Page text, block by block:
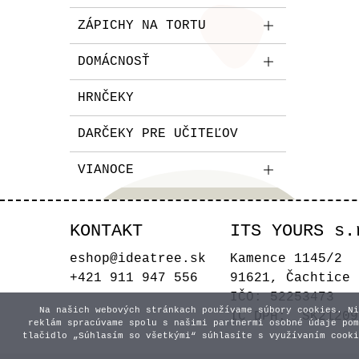
ZÁPICHY NA TORTU
DOMÁCNOSŤ
HRNČEKY
DARČEKY PRE UČITEĽOV
VIANOCE
KONTAKT
eshop@ideatree.sk
+421 911 947 556
ITS YOURS
Kamence 1145/2
91621, Čachtice
IČO: 52253473
IČ DPH:
Na našich webových stránkach používame súbory
reklám spracúvame spolu s našimi partnermi osobné údaje
tlačidlo „Súhlasím so všetkými“ súhlasíte s využívaním